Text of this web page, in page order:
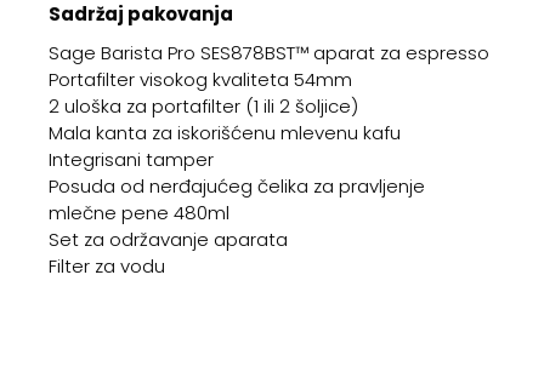
Sadržaj pakovanja
Sage Barista Pro SES878BST™ aparat za espresso
Portafilter visokog kvaliteta 54mm
2 uloška za portafilter (1 ili 2 šoljice)
Mala kanta za iskorišćenu mlevenu kafu
Integrisani tamper
Posuda od nerđajućeg čelika za pravljenje
mlečne pene 480ml
Set za održavanje aparata
Filter za vodu